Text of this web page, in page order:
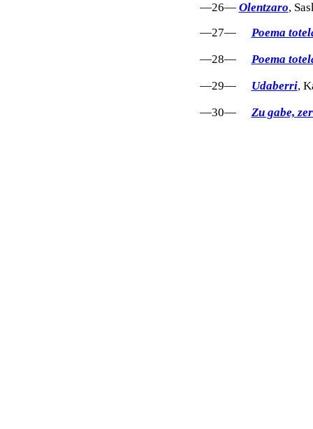
—26— Olentzaro,
—27—
Poema
—28—
Poema
—29—
Udaberri,
—30—
Zu gabe,